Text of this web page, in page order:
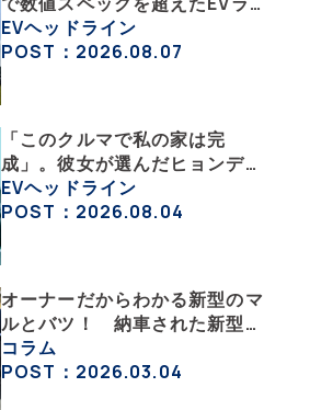
イフの豊かさを実感【 EV
SUMMER CAMP 2026 】
EVヘッドライン
POST：2026.08.07
「このクルマで私の家は完
成」。彼女が選んだヒョンデ
「IONIQ 5」の「エネルギーハ
ック」な生活【ななみんEVレ
EVヘッドライン
POST：2026.08.04
オーナーだからわかる新型のマ
ルとバツ！ 納車された新型を
旧型モデルＹと細部まで比べて
みた【テスラ沼にはまった大学
コラム
POST：2026.03.04